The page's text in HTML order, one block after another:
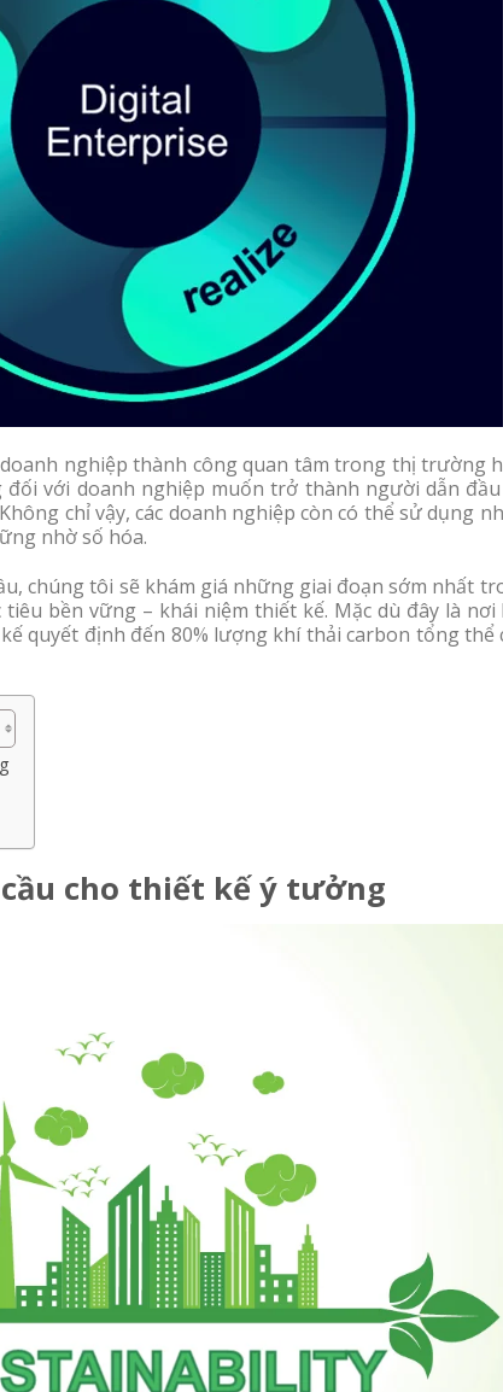
nghiệp thành công quan tâm trong thị trường
với doanh nghiệp muốn trở thành người dẫn
chỉ vậy, các doanh nghiệp còn có thể sử dụng
nhờ số hóa.
chúng tôi sẽ khám giá những giai đoạn sớm nhất
bền vững – khái niệm thiết kế. Mặc dù đây là nơi
quyết định đến 80% lượng khí thải carbon tổng thể
cho thiết kế ý tưởng